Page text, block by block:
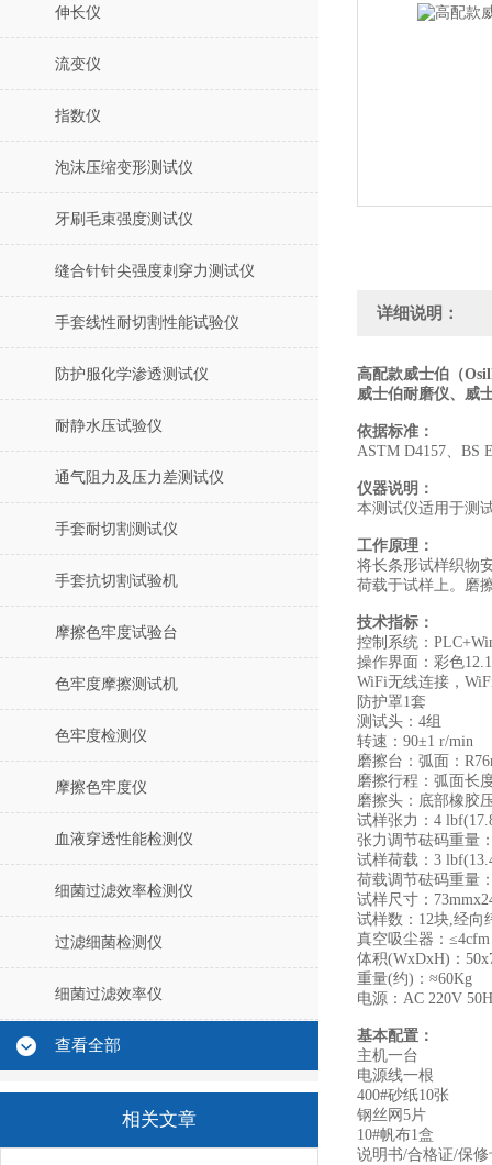
伸长仪
流变仪
指数仪
泡沫压缩变形测试仪
牙刷毛束强度测试仪
缝合针针尖强度刺穿力测试仪
手套线性耐切割性能试验仪
防护服化学渗透测试仪
耐静水压试验仪
通气阻力及压力差测试仪
手套耐切割测试仪
手套抗切割试验机
摩擦色牢度试验台
色牢度摩擦测试机
色牢度检测仪
摩擦色牢度仪
血液穿透性能检测仪
细菌过滤效率检测仪
过滤细菌检测仪
细菌过滤效率仪
查看全部
相关文章
详细说明：
高配款威士伯（
威士伯耐磨仪、威
依据标准：
ASTM D4157、BS
仪器说明：
本测试仪适用于测
工作原理：
将长条形试样织物
荷载于试样上。磨
技术指标：
控制系统：
操作界面：彩色
WiFi无线连接，
防护罩1套
测试头：4组
转速：90±1 r/min
磨擦台：弧面：
磨擦行程：弧面长
磨擦头：底部橡胶
试样张力：4
张力调节砝码重量
试样荷载：3
荷载调节砝码重量
试样尺寸：
试样数：12块,经向
真空吸尘器：
体积(WxDxH)：
重量(约)：≈60Kg
电源：AC 220V
基本配置：
主机一台
电源线一根
400#砂纸10张
钢丝网5片
10#帆布1盒
说明书/合格证/保